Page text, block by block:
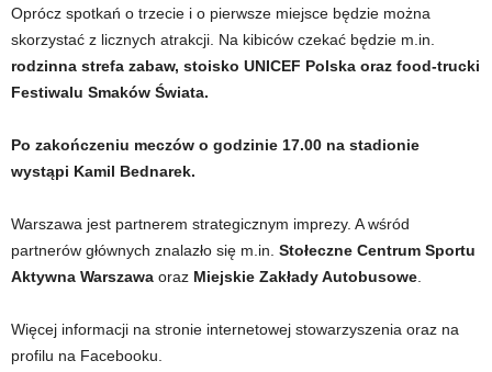
Oprócz spotkań o trzecie i o pierwsze miejsce będzie można
skorzystać z licznych atrakcji. Na kibiców czekać będzie m.in.
rodzinna strefa zabaw, stoisko UNICEF Polska oraz food-trucki
Festiwalu Smaków Świata.
Po zakończeniu meczów o godzinie 17.00 na stadionie
wystąpi Kamil Bednarek.
Warszawa jest partnerem strategicznym imprezy. A wśród
partnerów głównych znalazło się m.in. Stołeczne Centrum Sportu
Aktywna Warszawa oraz Miejskie Zakłady Autobusowe
Więcej informacji na stronie internetowej stowarzyszenia oraz na
profilu na Facebooku.